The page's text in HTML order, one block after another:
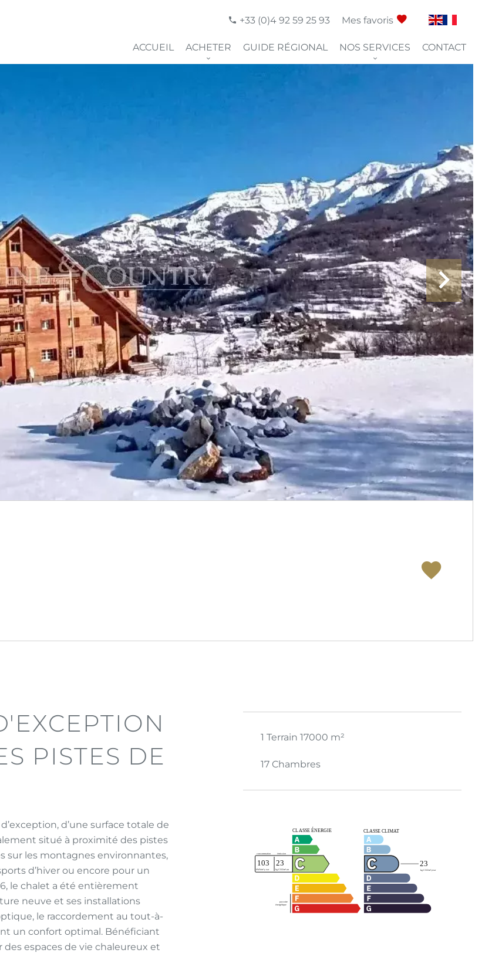
+33 (0)4 92 59 25 93 Mes favoris
ACCUEIL ACHETER GUIDE RÉGIONAL NOS SERVICES CONTACT
PISTES DE
d’une surface totale de
situé à proximité des pistes
sur les montagnes environnantes,
d’hiver ou encore pour un
le chalet a été entièrement
neuve et ses installations
le raccordement au tout-à-
un confort optimal. Bénéficiant
espaces de vie chaleureux et
1 Terrain 17000 m²
17 Chambres